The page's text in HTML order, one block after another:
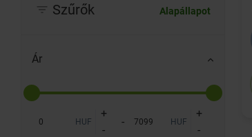
Szűrők Alapállapot
Ár
HUF
+
-
- HUF
+
-